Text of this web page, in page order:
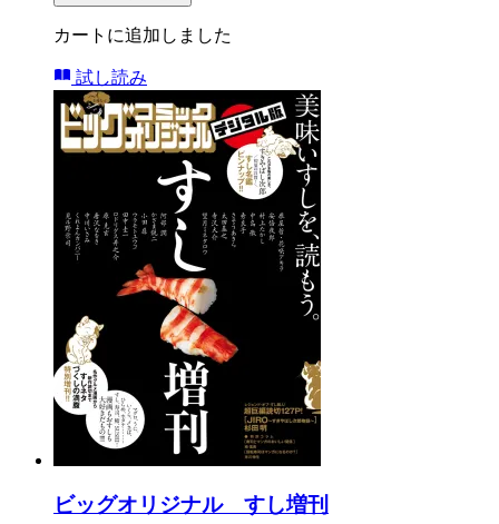
カートに追加しました
試し読み
ビッグオリジナル すし増刊